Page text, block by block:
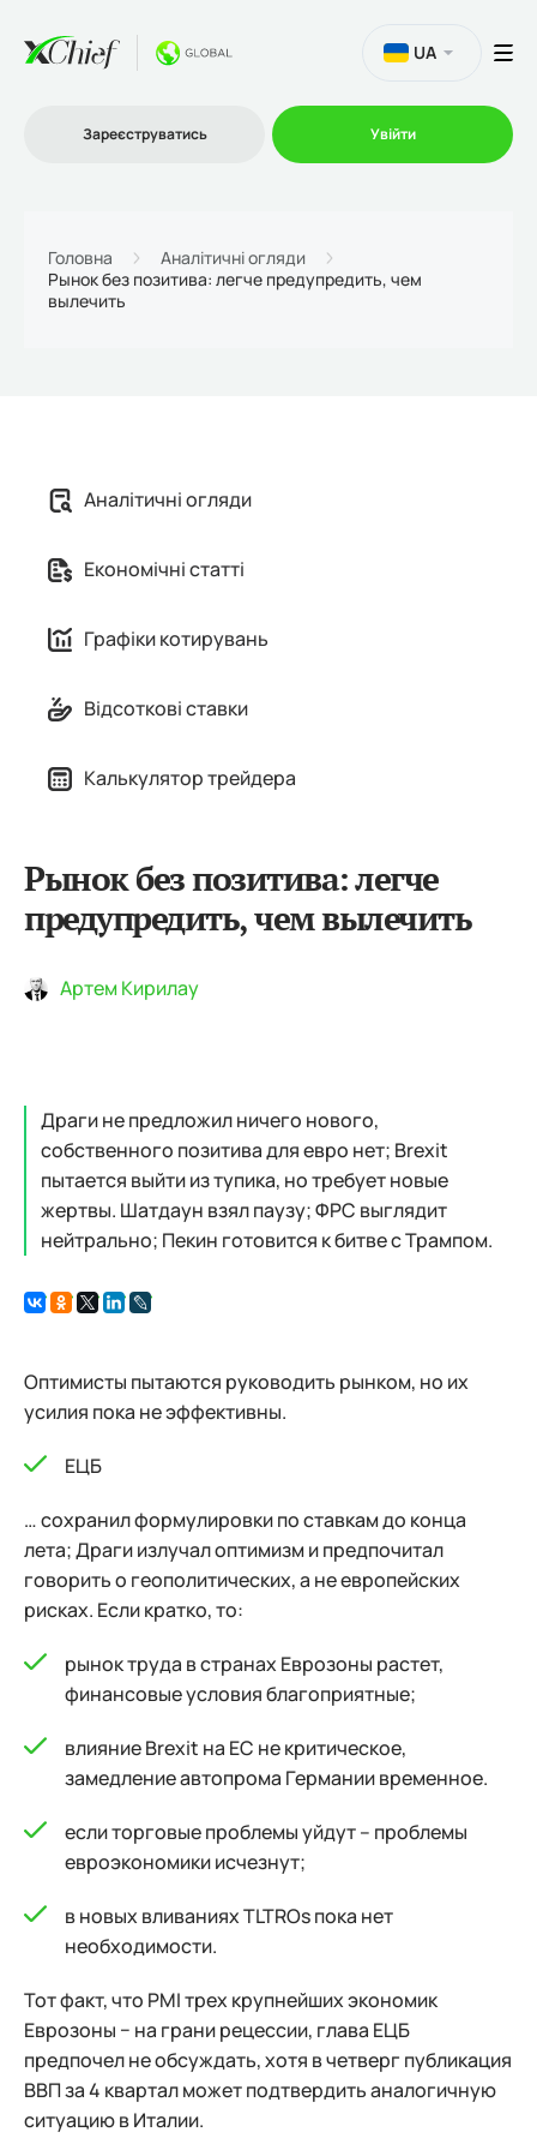
Платформи
UA
Зареєструватись Увійти
Головна
Аналітичні огляди
Рынок без позитива: легче предупредить, чем
вылечить
Аналітичні огляди
Економічні статті
Графіки котирувань
Відсоткові ставки
Калькулятор трейдера
Рынок без позитива: легче
предупредить, чем вылечить
Артем Кирилау
Драги не предложил ничего нового,
собственного позитива для евро нет; Brexit
пытается выйти из тупика, но требует новые
жертвы. Шатдаун взял паузу; ФРС выглядит
нейтрально; Пекин готовится к битве с Трампом.
Оптимисты пытаются руководить рынком, но их
усилия пока не эффективны.
ЕЦБ
… сохранил формулировки по ставкам до конца
лета; Драги излучал оптимизм и предпочитал
говорить о геополитических, а не европейских
рисках. Если кратко, то:
рынок труда в странах Еврозоны растет,
финансовые условия благоприятные;
влияние Brexit на ЕС не критическое,
замедление автопрома Германии временное.
если торговые проблемы уйдут – проблемы
евроэкономики исчезнут;
в новых вливаниях TLTROs пока нет
необходимости.
Тот факт, что PMI трех крупнейших экономик
Еврозоны − на грани рецессии, глава ЕЦБ
предпочел не обсуждать, хотя в четверг публикация
ВВП за 4 квартал может подтвердить аналогичную
ситуацию в Италии.